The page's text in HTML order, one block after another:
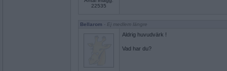
22535
Bellarom - Ej medlem längre
Aldrig huvudvärk !
Vad har du?